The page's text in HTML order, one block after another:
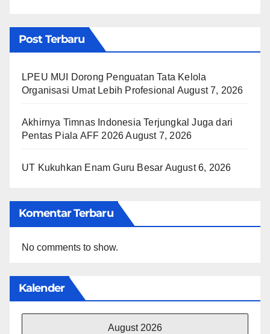
Post Terbaru
LPEU MUI Dorong Penguatan Tata Kelola
Organisasi Umat Lebih Profesional August 7, 2026
Akhirnya Timnas Indonesia Terjungkal Juga dari
Pentas Piala AFF 2026 August 7, 2026
UT Kukuhkan Enam Guru Besar August 6, 2026
Komentar Terbaru
No comments to show.
Kalender
August 2026